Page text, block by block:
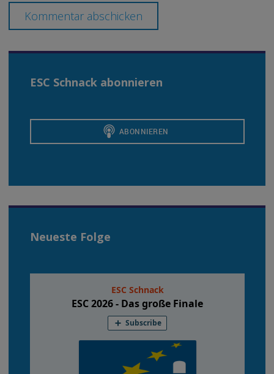
ESC Schnack abonnieren
Neueste Folge